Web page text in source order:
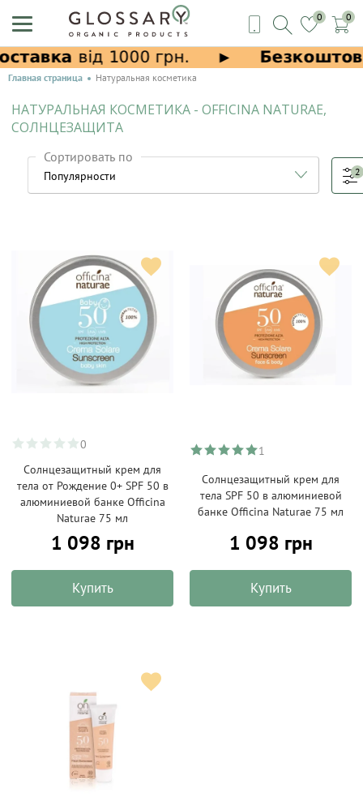
0 0
Главная страница Натуральная косметика
НАТУРАЛЬНАЯ КОСМЕТИКА - OFFICINA NATURAE,
СОЛНЦЕЗАЩИТА
Сортировать по
2
0
Солнцезащитный крем для
тела от Рождение 0+ SPF 50 в
алюминиевой банке Officina
Naturae 75 мл
1 098 грн
Купить
1
Солнцезащитный крем для
тела SPF 50 в алюминиевой
банке Officina Naturae 75 мл
1 098 грн
Купить